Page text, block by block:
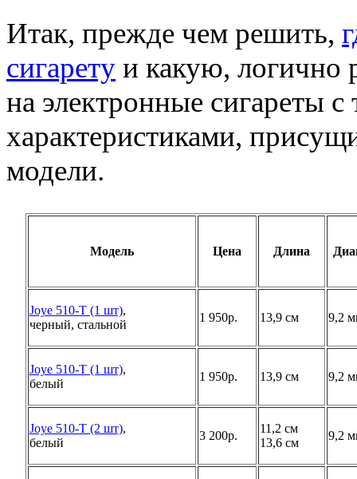
Итак, прежде чем решить,
сигарету и какую, логично
на электронные сигареты
характеристиками,
модели.
Модель Цена Длина
Joye 510-T (1 шт),
черный, стальной
1 950р. 13,9 см 9,2
Joye 510-T (1 шт),
белый
1 950р. 13,9 см 9,2
Joye 510-T (2 шт),
белый
3 200р.
11,2 см
13,6 см
9,2